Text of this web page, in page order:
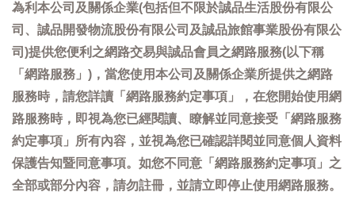
為利本公司及關係企業(包括但不限於誠品生活股份有限公
司、誠品開發物流股份有限公司及誠品旅館事業股份有限公
司)提供您便利之網路交易與誠品會員之網路服務(以下稱
「網路服務」)，當您使用本公司及關係企業所提供之網路
服務時，請您詳讀「網路服務約定事項」，在您開始使用網
路服務時，即視為您已經閱讀、瞭解並同意接受「網路服務
約定事項」所有內容，並視為您已確認詳閱並同意個人資料
保護告知暨同意事項。如您不同意「網路服務約定事項」之
全部或部分內容，請勿註冊，並請立即停止使用網路服務。